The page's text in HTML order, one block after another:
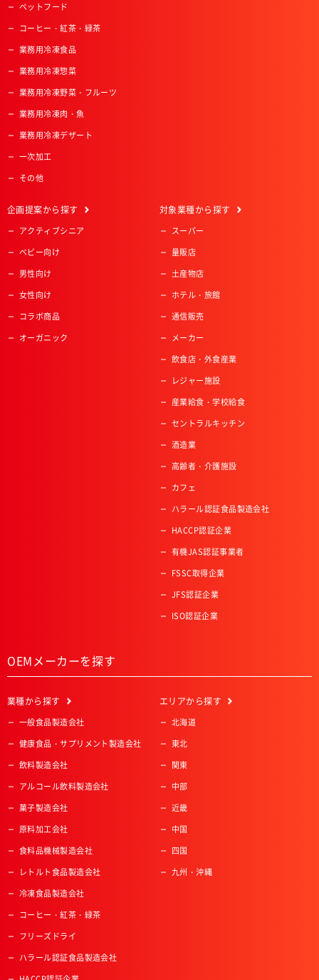
ペットフード
コーヒー・紅茶・緑茶
業務用冷凍食品
業務用冷凍惣菜
業務用冷凍野菜・フルーツ
業務用冷凍肉・魚
業務用冷凍デザート
一次加工
その他
企画提案から探す
アクティブシニア
ベビー向け
男性向け
女性向け
コラボ商品
オーガニック
対象業種から探す
スーパー
量販店
土産物店
ホテル・旅館
通信販売
メーカー
飲食店・外食産業
レジャー施設
産業給食・学校給食
セントラルキッチン
酒造業
高齢者・介護施設
カフェ
ハラール認証食品製造会社
HACCP認証企業
有機JAS認証事業者
FSSC取得企業
JFS認証企業
ISO認証企業
OEMメーカーを探す
業種から探す
一般食品製造会社
健康食品・サプリメント製造会社
飲料製造会社
アルコール飲料製造会社
菓子製造会社
原料加工会社
食料品機械製造会社
レトルト食品製造会社
冷凍食品製造会社
コーヒー・紅茶・緑茶
フリーズドライ
ハラール認証食品製造会社
エリアから探す
北海道
東北
関東
中部
近畿
中国
四国
九州・沖縄